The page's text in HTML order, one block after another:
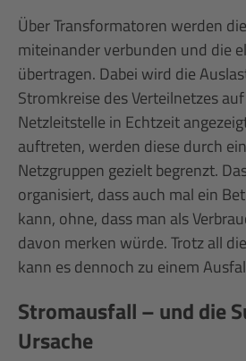
Über Transformatoren werden
miteinander verbunden und die
übertragen. Dabei wird die
Stromkreise des Verteilnetzes
Netzleitstelle in Echtzeit
auftreten, werden diese durch
Netzgruppen gezielt begrenzt.
organisiert, dass auch mal ein
kann, ohne, dass man als
davon merken würde. Trotz all
kann es dennoch zu einem
Stromausfall – und die
Ursache